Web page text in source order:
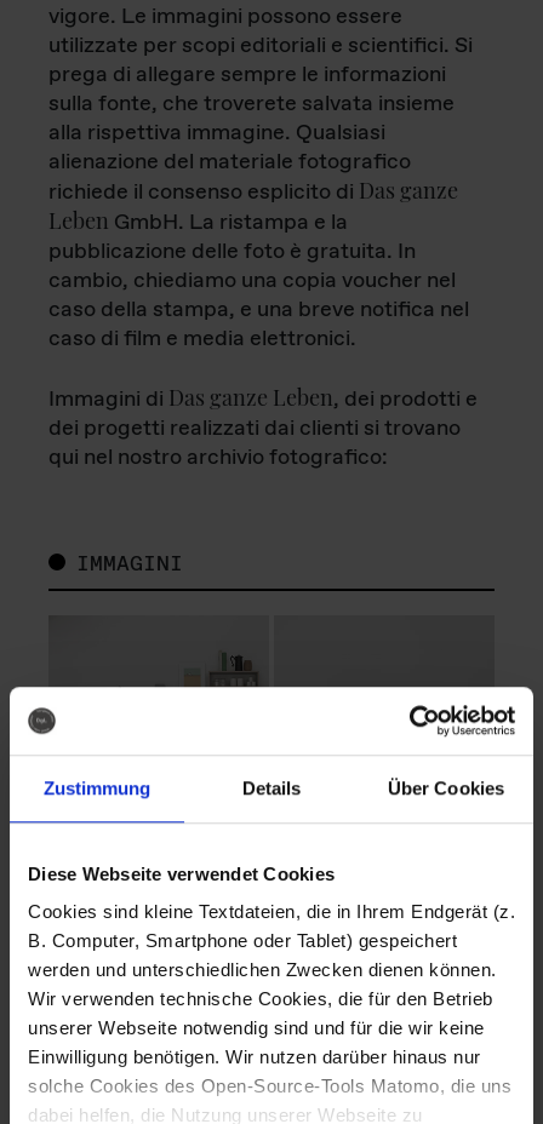
Zustimmung Details Über Cookies
Diese Webseite verwendet Cookies
Cookies sind kleine Textdateien, die in Ihrem Endgerät (z.
B. Computer, Smartphone oder Tablet) gespeichert
werden und unterschiedlichen Zwecken dienen können.
Wir verwenden technische Cookies, die für den Betrieb
unserer Webseite notwendig sind und für die wir keine
Einwilligung benötigen. Wir nutzen darüber hinaus nur
solche Cookies des Open-Source-Tools Matomo, die uns
dabei helfen, die Nutzung unserer Webseite zu
vigore. Le immagini possono essere
utilizzate per scopi editoriali e scientifici. Si
prega di allegare sempre le informazioni
sulla fonte, che troverete salvata insieme
alla rispettiva immagine. Qualsiasi
alienazione del materiale fotografico
richiede il consenso esplicito di Das ganze
Leben GmbH. La ristampa e la
pubblicazione delle foto è gratuita. In
cambio, chiediamo una copia voucher nel
caso della stampa, e una breve notifica nel
caso di film e media elettronici.
Immagini di Das ganze Leben, dei prodotti e
dei progetti realizzati dai clienti si trovano
qui nel nostro archivio fotografico:
IMMAGINI
Fotografo: Lorenz
Sternbach
Download
Fotografo: Lorenz
Sternbach
Download